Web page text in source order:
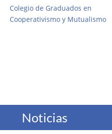
Colegio de Graduados en
Cooperativismo y Mutualismo
Noticias